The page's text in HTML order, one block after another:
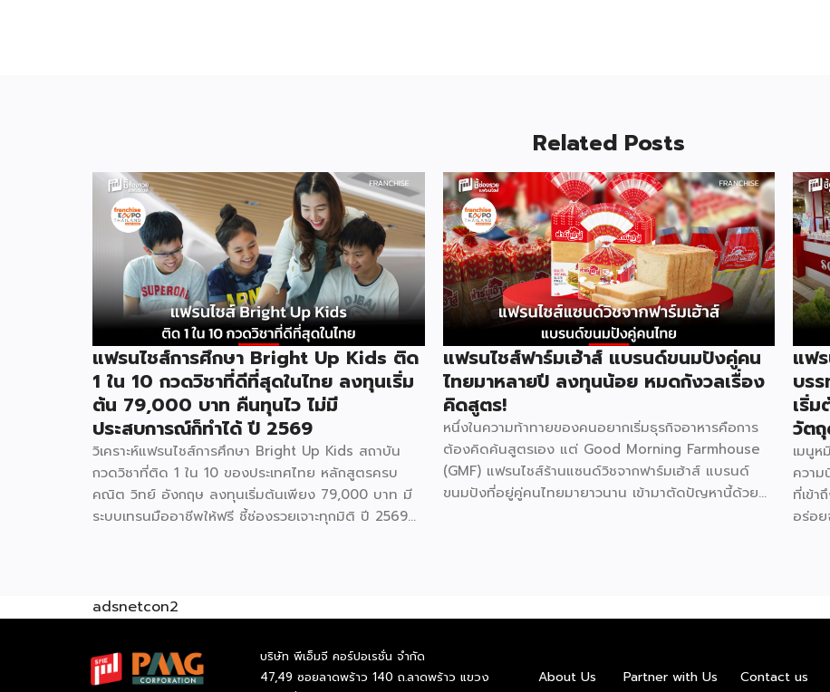
Related Posts
แฟรนไชส์การศึกษา Bright Up Kids ติด
1 ใน 10 กวดวิชาที่ดีที่สุดในไทย ลงทุนเริ่ม
ต้น 79,000 บาท คืนทุนไว ไม่มี
ประสบการณ์ก็ทำได้ ปี 2569
วิเคราะห์แฟรนไชส์การศึกษา Bright Up Kids สถาบัน
กวดวิชาที่ติด 1 ใน 10 ของประเทศไทย หลักสูตรครบ
คณิต วิทย์ อังกฤษ ลงทุนเริ่มต้นเพียง 79,000 บาท มี
ระบบเทรนมืออาชีพให้ฟรี ชี้ช่องรวยเจาะทุกมิติ ปี 2569
Up Kids คือแบรนด์แฟรนไชส์การศึกษาที่เข้ามาตอบ
โจทย์นี้ ด้วยหลักสูตรที่ได้รับการยอมรับว่าติด 1 ใน 10
กวดวิชาที่ดีที่สุดในประเทศไทย จุดเด่นสำคัญคืองบลงทุน
เริ่มต้นเพียง 79,000 บาท พร้อมระบบเทรนแบบมือ
แฟรนไชส์ฟาร์มเฮ้าส์ แบรนด์ขนมปังคู่คน
ไทยมาหลายปี ลงทุนน้อย หมดกังวลเรื่อง
คิดสูตร!
หนึ่งในความท้าทายของคนอยากเริ่มธุรกิจอาหารคือการ
ต้องคิดค้นสูตรเอง แต่ Good Morning Farmhouse
(GMF) แฟรนไชส์ร้านแซนด์วิชจากฟาร์มเฮ้าส์ แบรนด์
ขนมปังที่อยู่คู่คนไทยมายาวนาน เข้ามาตัดปัญหานี้ด้วย
อาหาร รู้จัก Good Morning Farmhouse ก่อนตัดสินใจ
แฟ
บร
เริ่
วัต
เมนู
ความ
ที่เข้า
อร่อ
ต้องมี
adsnetcon2
บริษัท พีเอ็มจี คอร์ปอเรชั่น จำกัด
47,49 ซอยลาดพร้าว 140 ถ.ลาดพร้าว แขวง
About Us Partner with Us Contact us